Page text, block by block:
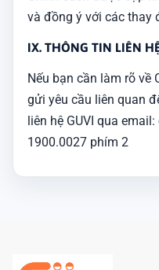
và đồng ý với các thay
IX. THÔNG TIN LIÊN
Nếu bạn cần làm rõ về
gửi yêu cầu liên quan
liên hệ GUVI qua
1900.0027 phím 2